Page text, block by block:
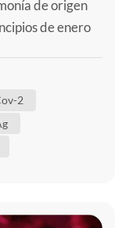
de origen
de enero
se
severo
intento...
2